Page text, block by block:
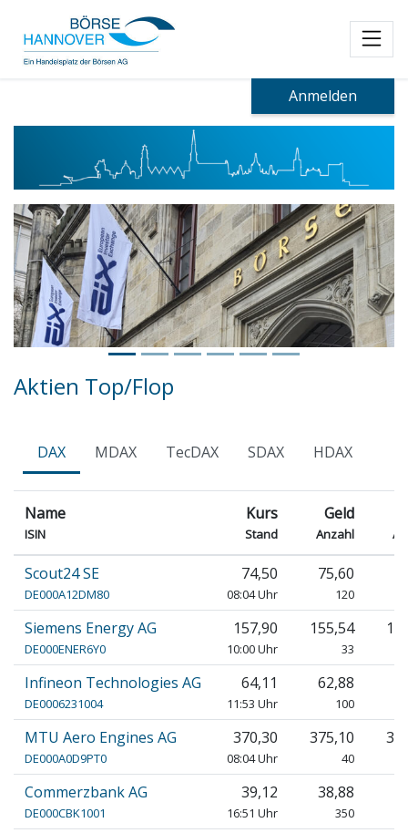
Anmelden
Aktien Top/Flop
DAX MDAX TecDAX SDAX HDAX
Name
ISIN
Kurs
Stand
Geld
Anzahl
Scout24 SE
DE000A12DM80
74,50
08:04 Uhr
75,60
120
Siemens Energy AG
DE000ENER6Y0
157,90
10:00 Uhr
155,54
33
Infineon Technologies AG
DE0006231004
64,11
11:53 Uhr
62,88
100
MTU Aero Engines AG
DE000A0D9PT0
370,30
08:04 Uhr
375,10
40
Commerzbank AG
DE000CBK1001
39,12
16:51 Uhr
38,88
350